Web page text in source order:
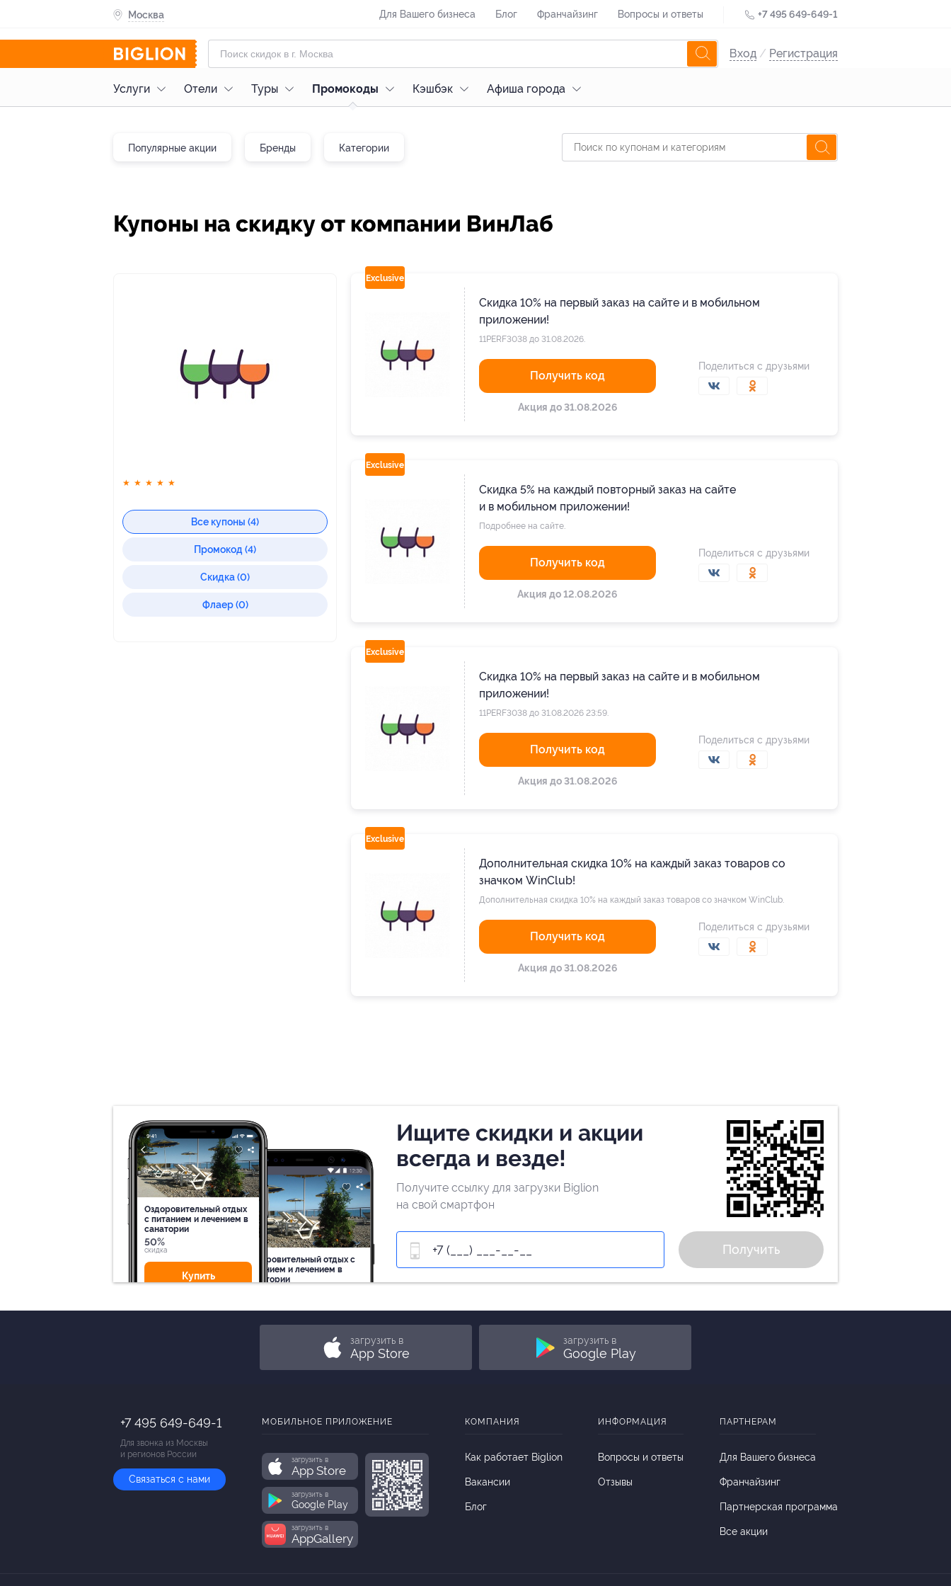
Москва Для Вашего бизнеса Блог Франчайзинг Вопросы и ответы +7 495 649-649-1
Вход / Регистрация
Услуги Отели Туры Промокоды Кэшбэк Афиша города
Популярные акции Бренды Категории
Купоны на скидку от компании ВинЛаб
★ ★ ★ ★ ★
Все купоны (4)
Промокод (4)
Скидка (0)
Флаер (0)
Exclusive
Скидка 10% на первый заказ на сайте и в мобильном
приложении!
11PERF3038 до 31.08.2026.
Получить код
Акция до 31.08.2026
Поделиться с друзьями
Exclusive
Скидка 5% на каждый повторный заказ на сайте
и в мобильном приложении!
Подробнее на сайте.
Получить код
Акция до 12.08.2026
Поделиться с друзьями
Exclusive
Скидка 10% на первый заказ на сайте и в мобильном
приложении!
11PERF3038 до 31.08.2026 23:59.
Получить код
Акция до 31.08.2026
Поделиться с друзьями
Exclusive
Дополнительная скидка 10% на каждый заказ товаров со
значком WinClub!
Дополнительная скидка 10% на каждый заказ товаров со значком WinClub.
Получить код
Акция до 31.08.2026
Поделиться с друзьями
Оздоровительный отдых
c питанием и лечением в
санатории
50%
cкидка
Купить
Оздоровительный отдых c
питанием и лечением в
санатории
Купить
Ищите скидки и акции
всегда и везде!
Получите ссылку для загрузки Biglion
на свой смартфон
Получить
загрузить в
App Store
загрузить в
Google Play
+7 495 649-649-1
Для звонка из Москвы
и регионов России
Связаться с нами
МОБИЛЬНОЕ ПРИЛОЖЕНИЕ
загрузить в
App Store
загрузить в
Google Play
загрузить в
AppGallery
КОМПАНИЯ
Как работает Biglion
Вакансии
Блог
ИНФОРМАЦИЯ
Вопросы и ответы
Отзывы
ПАРТНЕРАМ
Для Вашего бизнеса
Франчайзинг
Партнерская программа
Все акции